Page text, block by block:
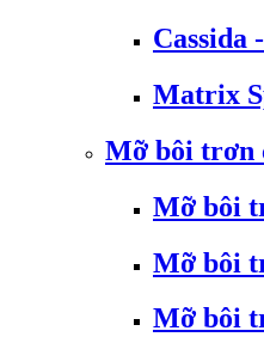
Cassida
Matrix
Mỡ bôi trơn
Mỡ bôi
Mỡ bôi
Mỡ bôi